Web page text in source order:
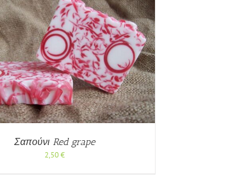
Σαπούνι Red grape
2,50€